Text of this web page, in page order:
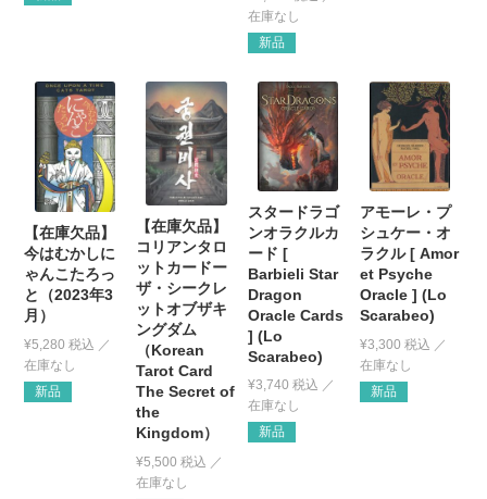
新品
【在庫欠品】
今はむかしに
ゃんこたろっ
と（2023年3
月）
¥5,280 税込
新品
【在庫欠品】
コリアンタロ
ットカードー
ザ・シークレ
ットオブザキ
ングダム
（Korean
Tarot Card
The Secret of
the
Kingdom）
¥5,500 税込
スタードラゴ
ンオラクルカ
ード [
Barbieli Star
Dragon
Oracle Cards
] (Lo
Scarabeo)
¥3,740 税込
新品
アモーレ・プ
シュケー・オ
ラクル [ Amor
et Psyche
Oracle ] (Lo
Scarabeo)
¥3,300 税込
新品